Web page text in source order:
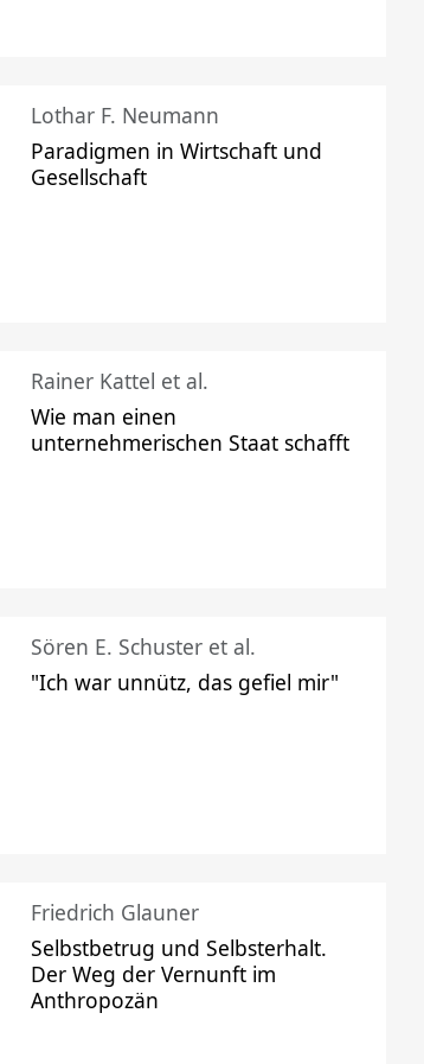
Lothar F. Neumann
Paradigmen in Wirtschaft und
Gesellschaft
Rainer Kattel et al.
Wie man einen
unternehmerischen Staat schafft
Sören E. Schuster et al.
"Ich war unnütz, das gefiel mir"
Friedrich Glauner
Selbstbetrug und Selbsterhalt.
Der Weg der Vernunft im
Anthropozän